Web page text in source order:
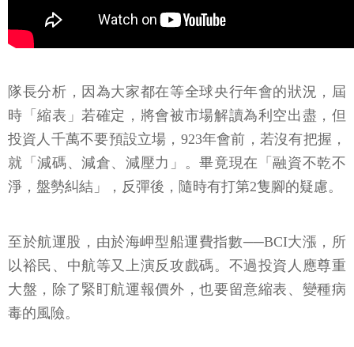
隊長分析，因為大家都在等全球央行年會的狀況，屆
時「縮表」若確定，將會被市場解讀為利空出盡，但
投資人千萬不要預設立場，923年會前，若沒有把握，
就「減碼、減倉、減壓力」。畢竟現在「融資不乾不
淨，盤勢糾結」，反彈後，隨時有打第2隻腳的疑慮。
至於航運股，由於海岬型船運費指數──BCI大漲，所
以裕民、中航等又上演反攻戲碼。不過投資人應尊重
大盤，除了緊盯航運報價外，也要留意縮表、變種病
毒的風險。